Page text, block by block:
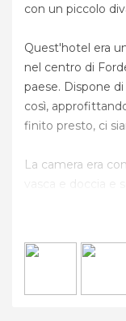
con un piccolo
Quest'hotel era
nel centro di
paese. Dispone
così,
finito presto, ci
La camera era
vasca e doccia e